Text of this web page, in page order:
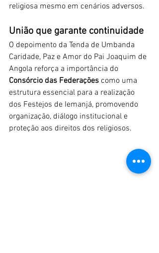
religiosa mesmo em cenários adversos.
União que garante continuidade
O depoimento da Tenda de Umbanda
Caridade, Paz e Amor do Pai Joaquim de
Angola reforça a importância do
Consórcio das Federações como uma
estrutura essencial para a realização
dos Festejos de Iemanjá, promovendo
organização, diálogo institucional e
proteção aos direitos dos religiosos.